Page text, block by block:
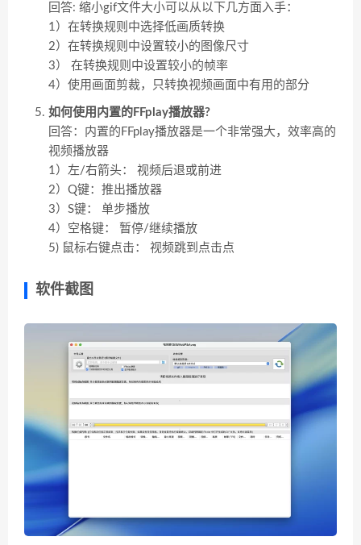
回答: 缩小gif文件大小可以从以下几方面入手：
1）在转换规则中选择低画质转换
2）在转换规则中设置较小的图像尺寸
3） 在转换规则中设置较小的帧率
4）使用画面剪裁，只转换视频画面中有用的部分
如何使用内置的FFplay播放器?
回答：内置的FFplay播放器是一个非常强大，效率高的
视频播放器
1）左/右箭头： 视频后退或前进
2）Q键：推出播放器
3）S键： 单步播放
4）空格键： 暂停/继续播放
5) 鼠标右键点击： 视频跳到点击点
软件截图